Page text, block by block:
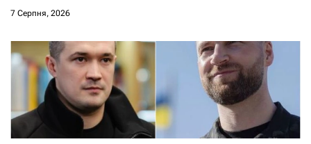
7 Серпня, 2026